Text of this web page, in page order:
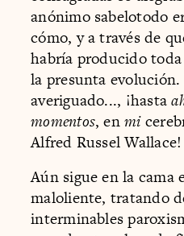
anónimo sabelotodo
cómo, y a través de
habría producido
la presunta
averiguado..., ¡hasta
momentos, enmi
Alfred Russel Wallace!
Aún sigue en la cama
maloliente, tratando
interminables